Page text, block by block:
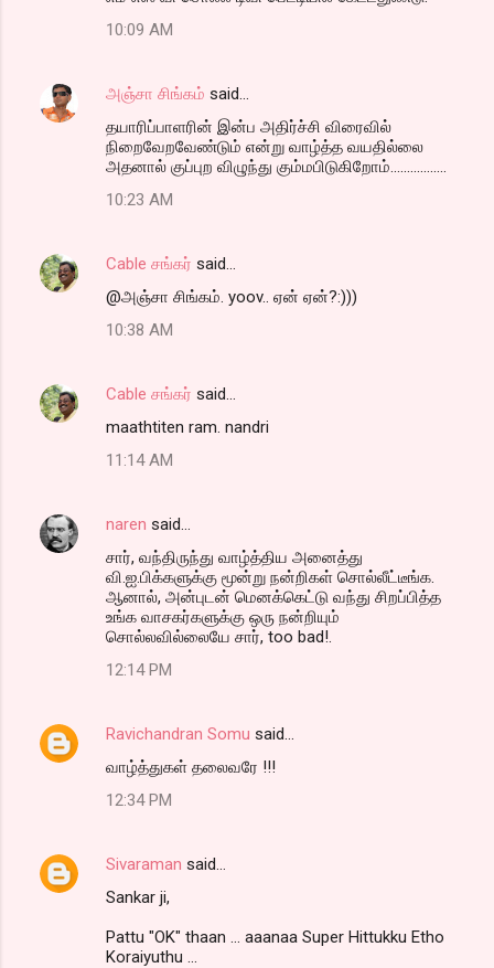
10:09 AM
அஞ்சா சிங்கம் said…
தயாரிப்பாளரின் இன்ப அதிர்ச்சி விரைவில்
நிறைவேறவேண்டும் என்று வாழ்த்த வயதில்லை
அதனால் குப்புற விழுந்து கும்மபிடுகிறோம்.................
10:23 AM
Cable சங்கர் said…
@அஞ்சா சிங்கம். yoov.. ஏன் ஏன்?:)))
10:38 AM
Cable சங்கர் said…
maathtiten ram. nandri
11:14 AM
naren said…
சார், வந்திருந்து வாழ்த்திய அனைத்து
வி.ஐ.பிக்களுக்கு மூன்று நன்றிகள் சொல்லீட்டீங்க.
ஆனால், அன்புடன் மெனக்கெட்டு வந்து சிறப்பித்த
உங்க வாசகர்களுக்கு ஒரு நன்றியும்
சொல்லவில்லையே சார், too bad!.
12:14 PM
Ravichandran Somu said…
வாழ்த்துகள் தலைவரே !!!
12:34 PM
Sivaraman said…
Sankar ji,
Pattu "OK" thaan ... aaanaa Super Hittukku Etho
Koraiyuthu ...